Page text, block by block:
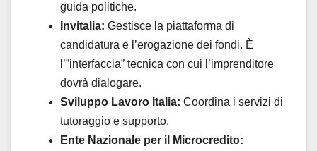
guida politiche.
Invitalia: Gestisce la piattaforma di
candidatura e l’erogazione dei fondi. È
l’”interfaccia” tecnica con cui l’imprenditore
dovrà dialogare.
Sviluppo Lavoro Italia: Coordina i servizi di
tutoraggio e supporto.
Ente Nazionale per il Microcredito: